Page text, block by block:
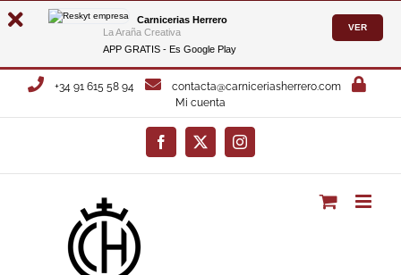
Carnicerias Herrero
La Araña Creativa
APP GRATIS - Es Google Play
VER
Saltar
+34 91 615 58 94
contacta@carniceriasherrero.com
Mi cuenta
Facebook
X Instagram